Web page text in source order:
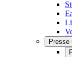
Presse